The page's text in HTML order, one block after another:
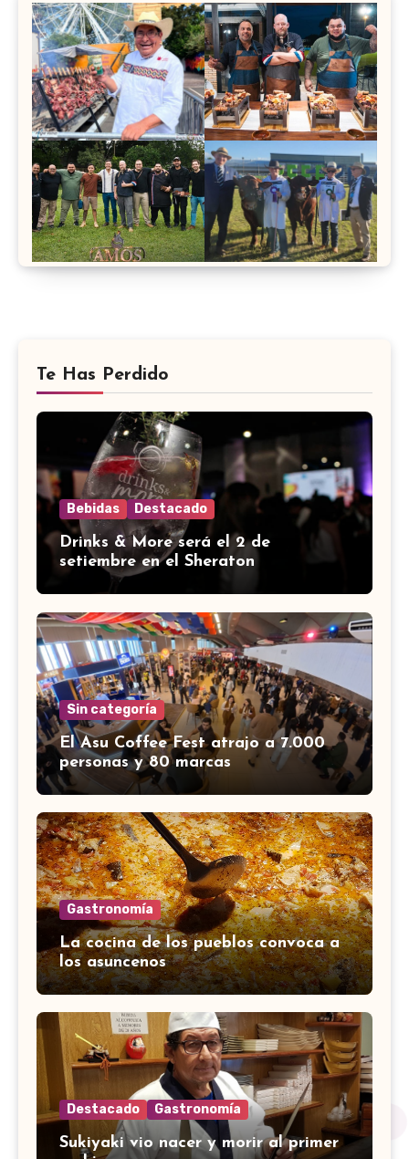
Te Has Perdido
Bebidas Destacado
Drinks & More será el 2 de
setiembre en el Sheraton
Sin categoría
El Asu Coffee Fest atrajo a 7.000
personas y 80 marcas
Gastronomía
La cocina de los pueblos convoca a
los asuncenos
Destacado Gastronomía
Sukiyaki vio nacer y morir al primer